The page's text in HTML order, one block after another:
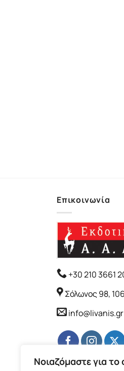
Νοιαζόμαστε για
Επικοινωνία
+30 210 3661
Σόλωνος 98,
info@livanis.gr